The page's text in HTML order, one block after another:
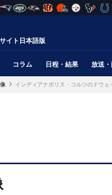
イト日本語版
コラム 日程・結果 放送
インディアナポリス・コルツのドウェ